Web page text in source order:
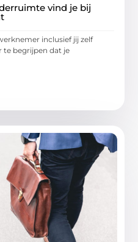
vind je bij
inclusief jij zelf
te begrijpen dat je